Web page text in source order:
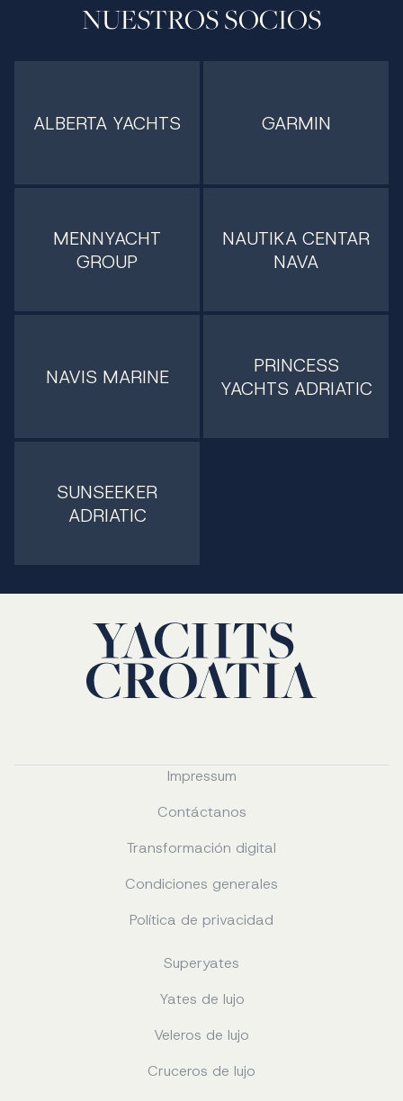
NUESTROS SOCIOS
ALBERTA YACHTS GARMIN
MENNYACHT
GROUP
NAUTIKA CENTAR
NAVA
NAVIS MARINE
PRINCESS
YACHTS ADRIATIC
SUNSEEKER
ADRIATIC
Impressum
Contáctanos
Transformación digital
Condiciones generales
Política de privacidad
Superyates
Yates de lujo
Veleros de lujo
Cruceros de lujo